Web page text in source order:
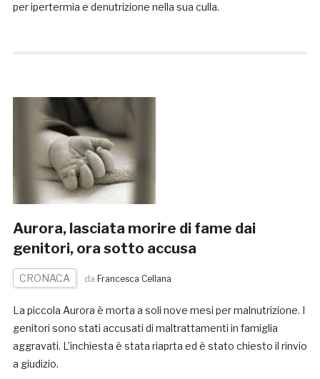
per ipertermia e denutrizione nella sua culla.
Aurora, lasciata morire di fame dai
genitori, ora sotto accusa
CRONACA da Francesca Cellana
La piccola Aurora è morta a soli nove mesi per malnutrizione. I
genitori sono stati accusati di maltrattamenti in famiglia
aggravati. L’inchiesta è stata riaprta ed è stato chiesto il rinvio
a giudizio.